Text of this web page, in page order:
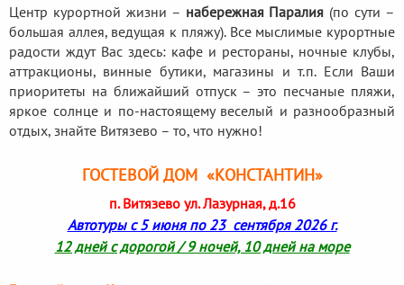
Центр курортной жизни – набережная Паралия (по сути –
большая аллея, ведущая к пляжу). Все мыслимые курортные
радости ждут Вас здесь: кафе и рестораны, ночные клубы,
аттракционы, винные бутики, магазины и т.п. Если Ваши
приоритеты на ближайший отпуск – это песчаные пляжи,
яркое солнце и по-настоящему веселый и разнообразный
отдых, знайте Витязево – то, что нужно!
ГОСТЕВОЙ ДОМ «КОНСТАНТИН»
п. Витязево ул. Лазурная, д.16
Автотуры с 5 июня по 23 сентября 2026 г.
12 дней с дорогой / 9 ночей, 10 дней на море